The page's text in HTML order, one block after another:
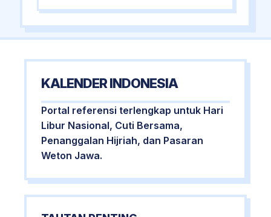
KALENDER INDONESIA
Portal referensi terlengkap untuk Hari
Libur Nasional, Cuti Bersama,
Penanggalan Hijriah, dan Pasaran
Weton Jawa.